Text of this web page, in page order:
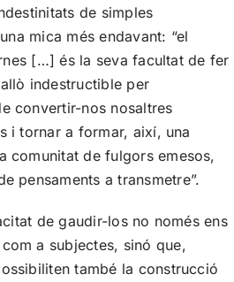
de simples
mica més endavant: “el
[…] és la seva facultat de fer
indestructible per
convertir-nos nosaltres
i tornar a formar, així, una
comunitat de fulgors emesos,
pensaments a transmetre”.
de gaudir-los no només ens
a subjectes, sinó que,
també la construcció